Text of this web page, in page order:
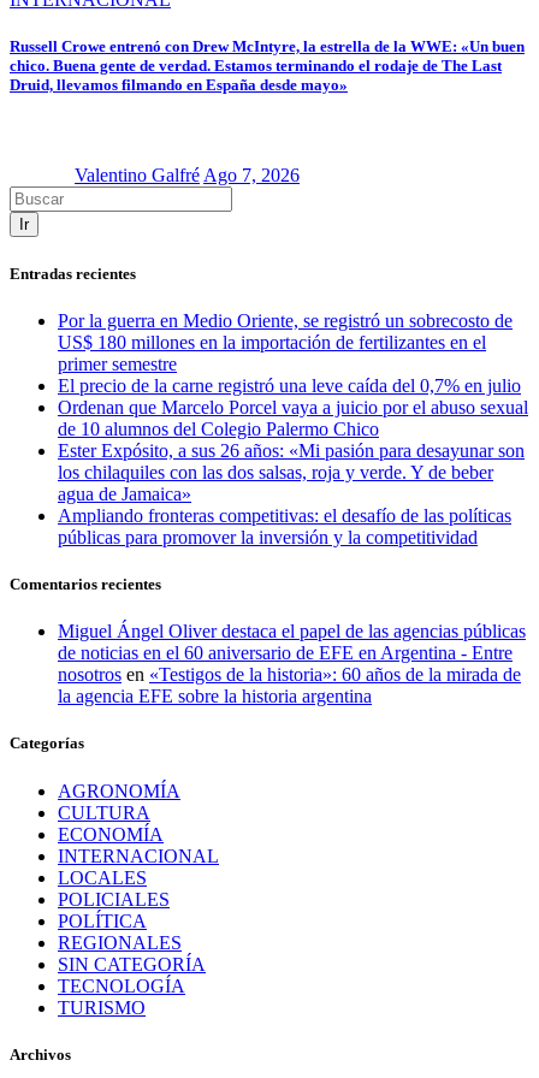
Russell Crowe entrenó con Drew McIntyre, la estrella de la WWE: «Un buen
chico. Buena gente de verdad. Estamos terminando el rodaje de The Last
Druid, llevamos filmando en España desde mayo»
Valentino GalfréAgo 7, 2026
Ir
Entradas recientes
Por la guerra en Medio Oriente, se registró un sobrecosto de
US$ 180 millones en la importación de fertilizantes en el
primer semestre
El precio de la carne registró una leve caída del 0,7% en julio
Ordenan que Marcelo Porcel vaya a juicio por el abuso sexual
de 10 alumnos del Colegio Palermo Chico
Ester Expósito, a sus 26 años: «Mi pasión para desayunar son
los chilaquiles con las dos salsas, roja y verde. Y de beber
agua de Jamaica»
Ampliando fronteras competitivas: el desafío de las políticas
públicas para promover la inversión y la competitividad
Comentarios recientes
Miguel Ángel Oliver destaca el papel de las agencias públicas
de noticias en el 60 aniversario de EFE en Argentina - Entre
nosotros en «Testigos de la historia»: 60 años de la mirada de
la agencia EFE sobre la historia argentina
Categorías
AGRONOMÍA
CULTURA
ECONOMÍA
INTERNACIONAL
LOCALES
POLICIALES
POLÍTICA
REGIONALES
SIN CATEGORÍA
TECNOLOGÍA
TURISMO
Archivos